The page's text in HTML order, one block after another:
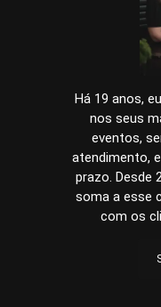
Há 19 anos,
nos seus
eventos,
atendimento,
prazo. Desde
soma a esse
com os